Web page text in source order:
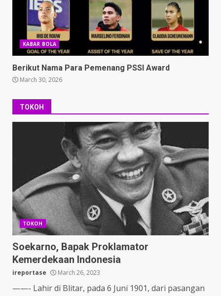
KABAR BOLA
Berikut Nama Para Pemenang PSSI Award
March 30, 2026
TOKOH
TOKOH
Soekarno, Bapak Proklamator
Kemerdekaan Indonesia
ireportase March 26, 2023
——- Lahir di Blitar, pada 6 Juni 1901, dari pasangan